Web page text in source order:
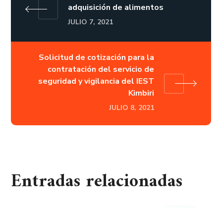
adquisición de alimentos
JULIO 7, 2021
Solicitud de cotización para la
contratación del servicio de
seguridad y vigilancia del IEST
Kimbiri
JULIO 8, 2021
Entradas relacionadas